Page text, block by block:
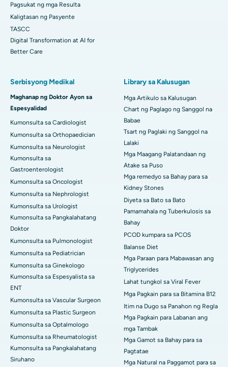
Pagsukat ng mga Resulta
Kaligtasan ng Pasyente
TASCC
Digital Transformation at AI for
Better Care
Serbisyong Medikal
Maghanap ng Doktor Ayon sa
Espesyalidad
Kumonsulta sa Cardiologist
Kumonsulta sa Orthopaedician
Kumonsulta sa Neurologist
Kumonsulta sa
Gastroenterologist
Kumonsulta sa Oncologist
Kumonsulta sa Nephrologist
Kumonsulta sa Urologist
Kumonsulta sa Pangkalahatang
Doktor
Kumonsulta sa Pulmonologist
Kumonsulta sa Pediatrician
Kumonsulta sa Ginekologo
Kumonsulta sa Espesyalista sa
ENT
Kumonsulta sa Vascular Surgeon
Kumonsulta sa Plastic Surgeon
Kumonsulta sa Optalmologo
Kumonsulta sa Rheumatologist
Kumonsulta sa Pangkalahatang
Siruhano
Library sa Kalusugan
Mga Artikulo sa Kalusugan
Chart ng Paglago ng Sanggol na
Babae
Tsart ng Paglaki ng Sanggol na
Lalaki
Mga Maagang Palatandaan ng
Atake sa Puso
Mga remedyo sa Bahay para sa
Kidney Stones
Diyeta sa Bato sa Bato
Pamamahala ng Tuberkulosis sa
Bahay
PCOD kumpara sa PCOS
Balanse Diet
Mga Paraan para Mabawasan ang
Triglycerides
Lahat tungkol sa Viral Fever
Mga Pagkain para sa Bitamina B12
Itim na Dugo sa Panahon ng Regla
Mga Pagkain para Labanan ang
mga Tambak
Mga Gamot sa Bahay para sa
Pagtatae
Mga Natural na Paggamot para sa